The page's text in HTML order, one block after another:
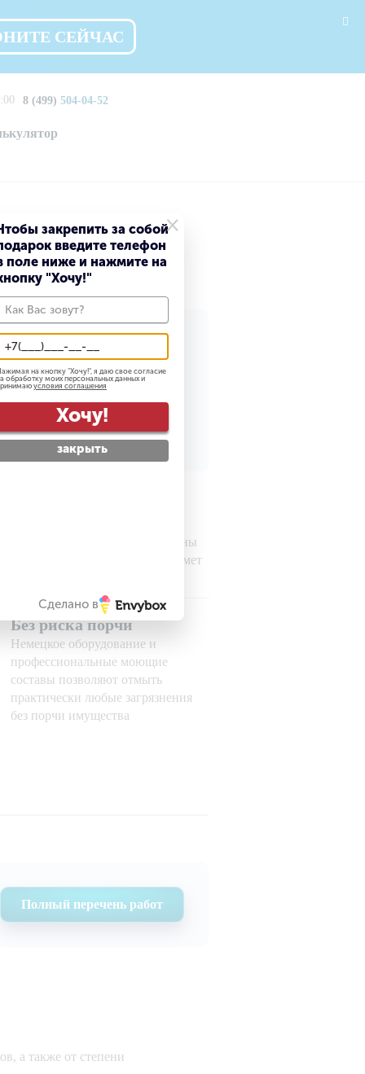
СЕЙЧАС
8 (499) 504-04-52
данных
Все наши сотрудники проверены
службой безопасности на предмет
Без риска порчи
Немецкое оборудование и
профессиональные моющие
составы позволяют отмыть
практически любые загрязнения
без порчи имущества
Полный перечень работ
а также от степени
×
закрепить за собой
введите телефон
поле ниже и нажмите на
"Хочу!"
на кнопку "Хочу!", я даю свое согласие
обработку моих персональных данных и
условия соглашения
Хочу!
закрыть
Сделано в